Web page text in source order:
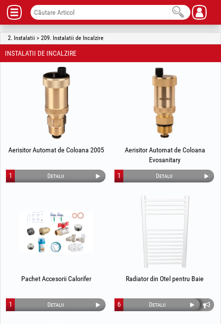
2. Instalatii > 209. Instalatii de Incalzire
INSTALATII DE INCALZIRE
Aerisitor Automat de Coloana 2005
Detalii
1
Aerisitor Automat de Coloana
Evosanitary
Detalii
1
Pachet Accesorii Calorifer
Detalii
1
Radiator din Otel pentru Baie
Detalii
6